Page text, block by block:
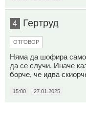
4 Гертруд
ОТГОВОР
Няма да шофира само
да се случи. Иначе
борче, че идва
15:00 27.01.2025